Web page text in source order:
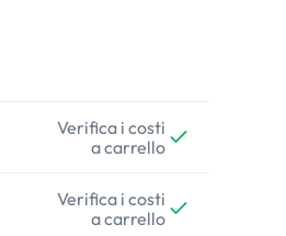
Verifica i costi
a carrello
Verifica i costi
a carrello